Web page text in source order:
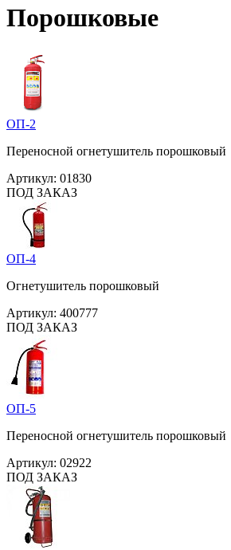
Порошковые
ОП-2
Переносной огнетушитель порошковый
Артикул: 01830
ПОД ЗАКАЗ
ОП-4
Огнетушитель порошковый
Артикул: 400777
ПОД ЗАКАЗ
ОП-5
Переносной огнетушитель порошковый
Артикул: 02922
ПОД ЗАКАЗ